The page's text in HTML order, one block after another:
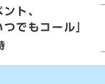
ト、
つでもコール」